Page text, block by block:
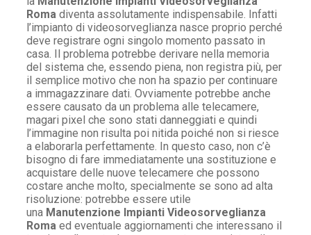
Roma diventa assolutamente indispensabile. Infatti
l’impianto di videosorveglianza nasce proprio perché
deve registrare ogni singolo momento passato in
casa. Il problema potrebbe derivare nella memoria
del sistema che, essendo piena, non registra più, per
il semplice motivo che non ha spazio per continuare
a immagazzinare dati. Ovviamente potrebbe anche
essere causato da un problema alle telecamere,
magari pixel che sono stati danneggiati e quindi
l’immagine non risulta poi nitida poiché non si riesce
a elaborarla perfettamente. In questo caso, non c’è
bisogno di fare immediatamente una sostituzione e
acquistare delle nuove telecamere che possono
costare anche molto, specialmente se sono ad alta
risoluzione: potrebbe essere utile
una Manutenzione Impianti Videosorveglianza
Roma ed eventuale aggiornamenti che interessano il